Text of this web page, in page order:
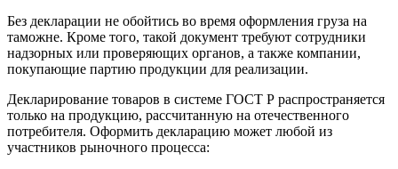
Без декларации не обойтись во время оформления груза на
таможне. Кроме того, такой документ требуют сотрудники
надзорных или проверяющих органов, а также компании,
покупающие партию продукции для реализации.
Декларирование товаров в системе ГОСТ Р распространяется
только на продукцию, рассчитанную на отечественного
потребителя. Оформить декларацию может любой из
участников рыночного процесса: